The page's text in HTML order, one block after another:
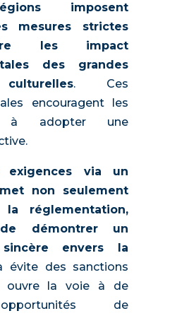
imposent
mesures strictes
les impact
des grandes
. Ces
encouragent les
à adopter une
exigences via un
non seulement
réglementation,
démontrer un
sincère envers la
évite des sanctions
ouvre la voie à de
de